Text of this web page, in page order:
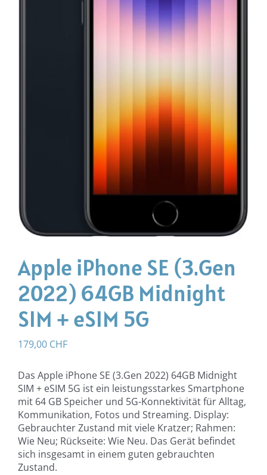
Apple iPhone SE (3.Gen
2022) 64GB ​Midnight
SIM + eSIM 5G
179,00 CHF
Das Apple iPhone SE (3.Gen 2022) 64GB Midnight
SIM + eSIM 5G ist ein leistungsstarkes Smartphone
mit 64 GB Speicher und 5G-Konnektivität für Alltag,
Kommunikation, Fotos und Streaming. Display:
Gebrauchter Zustand mit viele Kratzer; Rahmen:
Wie Neu; Rückseite: Wie Neu. Das Gerät befindet
sich insgesamt in einem guten gebrauchten
Zustand.